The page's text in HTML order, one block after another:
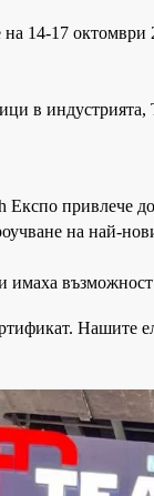
14-17
в
Експо привлече
на най-
Нашите